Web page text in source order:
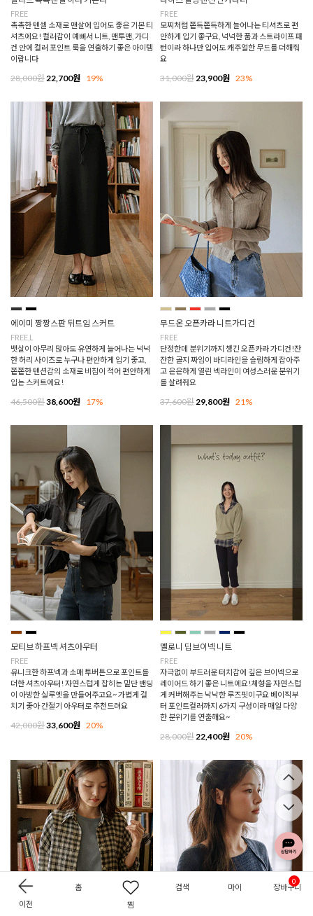
이전
홈
찜
검색 마이 장바구니
0
FREE
촉촉한 텐셀 소재로 맨살에 입어도 좋은 기본 티
셔츠에요! 컬러감이 예뻐서 니트, 맨투맨, 가디
건 안에 컬러 포인트 룩을 연출하기 좋은 아이템
이랍니다
28,000원22,700원 19%
FREE
모찌처럼 쫀득쫀득하게 늘어나는 티셔츠로 편
안하게 입기 좋구요, 넉넉한 품과 스트라이프 패
턴이라 하나만 입어도 캐주얼한 무드를 더해줘
요
31,000원23,900원 23%
에이미 짱짱스판 뒤트임 스커트
FREE,L
뱃살이 아무리 많아도 유연하게 늘어나는 넉넉
한 허리 사이즈로 누구나 편안하게 입기 좋고,
쫀쫀한 텐션감의 소재로 비침이 적어 편안하게
입는 스커트에요!
46,500원38,600원 17%
무드온 오픈카라 니트가디건
FREE
단정한데 분위기까지 챙긴 오픈카라 가디건!잔
잔한 골지 짜임이 바디라인을 슬림하게 잡아주
고 은은하게 열린 넥라인이 여성스러운 분위기
를 살려줘요
37,600원 29,800원 21%
모티브 하프넥 셔츠아우터
FREE
유니크한 하프넥과 소매 투버튼으로 포인트를
더한 셔츠아우터! 자연스럽게 잡히는 밑단 밴딩
이 아방한 실루엣을 만들어주고요~ 가볍게 걸
치기 좋아 간절기 아우터로 추천드려요
42,000원33,600원 20%
멜로니 딥브이넥 니트
FREE
자극없이 부드러운 터치감에 깊은 브이넥으로
레이어드 하기 좋은 니트에요!체형을 자연스럽
게 커버해주는 낙낙한 루즈핏이구요 베이직부
터 포인트컬러까지 6가지 구성이라 매일 다양
한 분위기를 연출해요~
28,000원 22,400원 20%